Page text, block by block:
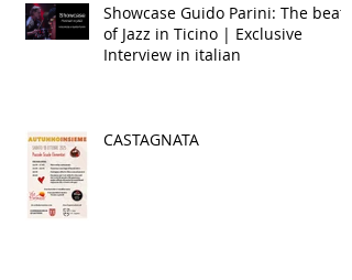
Showcase Guido Parini: The beat
of Jazz in Ticino | Exclusive
Interview in italian
CASTAGNATA